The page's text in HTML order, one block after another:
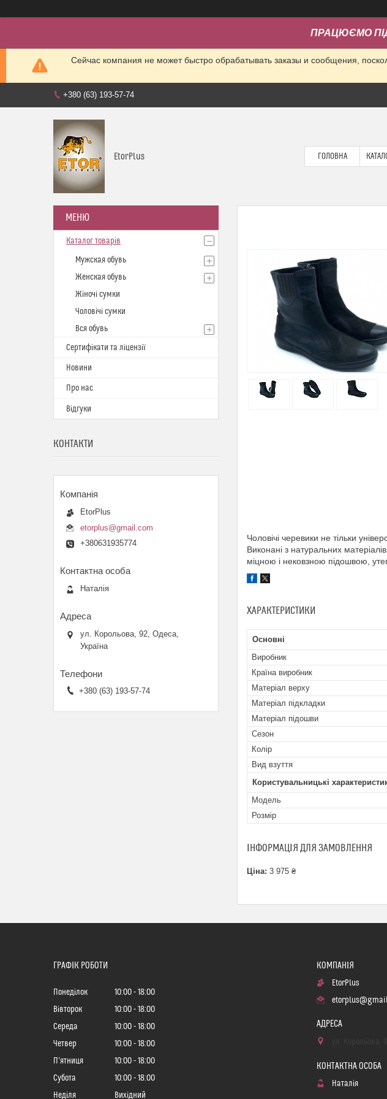
ПРАЦЮЄМО
Сейчас компания не может быстро обрабатывать заказы и сообщения,
+380 (63) 193-57-74
EtorPlus ГОЛОВНА
Чоловічі черевики не тільки
Виконані з натуральних
міцною і нековзною підошвою,
ХАРАКТЕРИСТИКИ
Основні
Виробник
Країна виробник
Матеріал верху
Матеріал підкладки
Матеріал підошви
Сезон
Колір
Вид взуття
Користувальницькі
Мoдель
Розмір
ІНФОРМАЦІЯ ДЛЯ ЗАМОВЛЕННЯ
Ціна: 3 975 ₴
Каталог товарів
Мужская обувь
Женская обувь
Жіночі сумки
Чоловічі сумки
Вся обувь
Сертифікати та ліцензії
Новини
Про нас
Відгуки
КОНТАКТИ
EtorPlus
etorplus@gmail.com
+380631935774
Наталія
ул. Корольова, 92, Одеса,
Україна
+380 (63) 193-57-74
ГРАФІК РОБОТИ
Понеділок 10:00
18:00
Вівторок
10:00
18:00
Середа
10:00
18:00
Четвер
10:00
18:00
Пʼятниця
10:00
18:00
Субота
10:00
18:00
Неділя
Вихідний
EtorPlus
Наталія